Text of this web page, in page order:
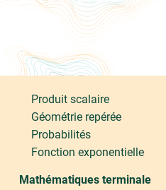
Produit scalaire
Géométrie repérée
Probabilités
Fonction exponentielle
Mathématiques terminale